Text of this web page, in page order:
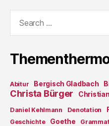
Abitur Bergisch Gladbach
Christa Bürger
Daniel Kehlmann Denotation
Geschichte Goethe